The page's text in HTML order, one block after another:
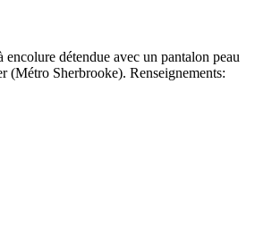
détendue avec un pantalon peau
(Métro Sherbrooke). Renseignements: